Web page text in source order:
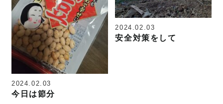
2024.02.03
今日は節分
2024.02.03
安全対策をして